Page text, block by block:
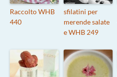
Raccolto WHB
440
sfilatini per
merende salate
e WHB 249